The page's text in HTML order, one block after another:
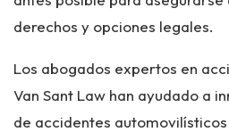
derechos y opciones legales.
Los abogados expertos en
Van Sant Law han ayudado a
de accidentes